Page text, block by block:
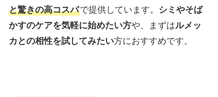
と驚きの高コスパで提供しています。
シミやそば
かすのケアを気軽に始めたい方や、まずはルメッ
カとの相性を試してみたい方におすすめです。